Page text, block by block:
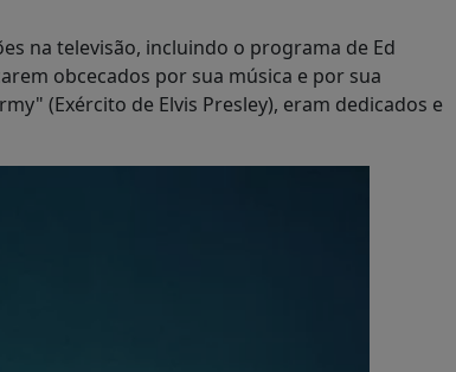
na televisão, incluindo o programa de Ed
obcecados por sua música e por sua
(Exército de Elvis Presley), eram dedicados e